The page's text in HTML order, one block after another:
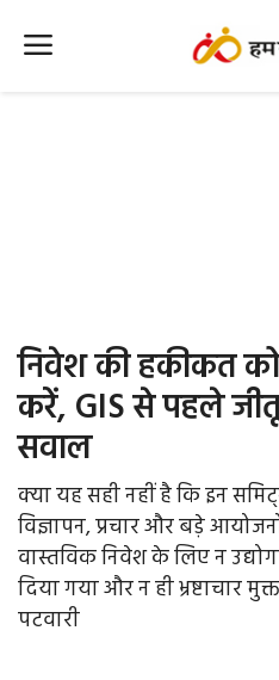
Office Office
Political Gossips
Farm & Food
Opinion
Health & Lifestyle
निवेश की हकीकत को
करें, GIS से पहले
सवाल
क्या यह सही नहीं है कि इन
विज्ञापन, प्रचार और बड़े
वास्तविक निवेश के लिए न
दिया गया और न ही भ्रष्टाचार
पटवारी